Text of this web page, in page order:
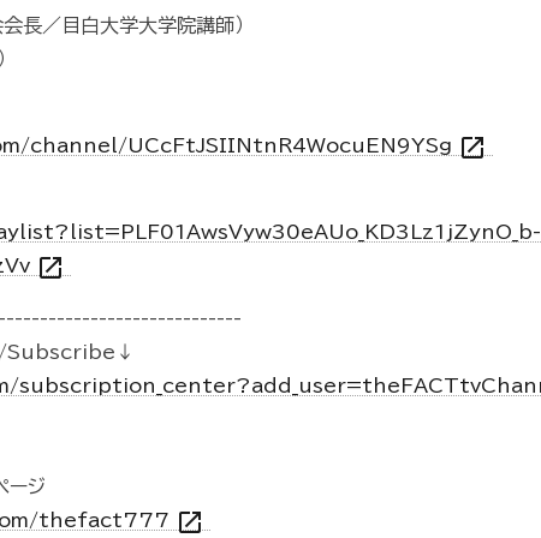
長／目白大学大学院講師）
channel/UCcFtJSIINtnR4WocuEN9YSg open_in_new
open_in_new
/Subscribe↓
ージ
thefact777 open_in_new